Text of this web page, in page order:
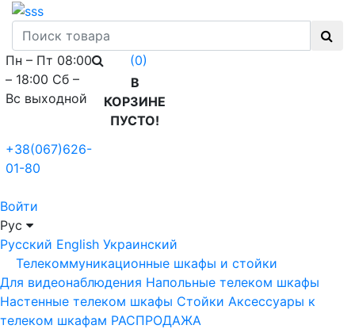
Пн – Пт 08:00
– 18:00 Сб –
Вс выходной
+38(067)626-
01-80
(0)
В
КОРЗИНЕ
ПУСТО!
Войти
Рус
Русский English Украинский
Телекоммуникационные шкафы и стойки
Для видеонаблюдения Напольные телеком шкафы
Настенные телеком шкафы Стойки Аксессуары к
телеком шкафам РАСПРОДАЖА